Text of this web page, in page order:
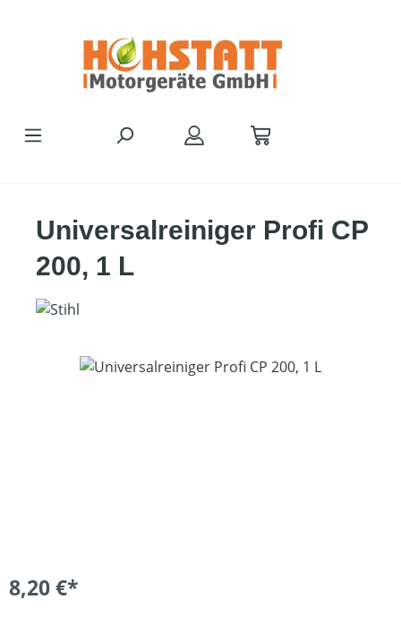
Universalreiniger Profi CP
200, 1 L
Bildergalerie überspringen
8,20 €*